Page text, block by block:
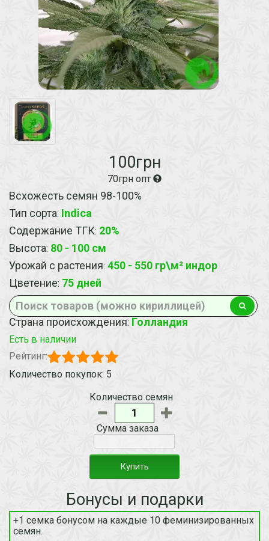
100грн
70грн опт
Всхожесть семян 98-100%
Тип сорта: Indica
Содержание ТГК: 20%
Высота: 80 - 100 см
Урожай с растения: 450 - 550 гр\м² индор
Цветение: 75 дней
Страна происхождения: Голландия
Есть в наличии
Рейтинг:
Количество покупок: 5
Количество семян
Сумма заказа
Купить
Бонусы и подарки
+1 семка бонусом на каждые 10 феминизированных
семян.